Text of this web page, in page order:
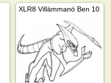
XLR8 Villámmanó Ben 10